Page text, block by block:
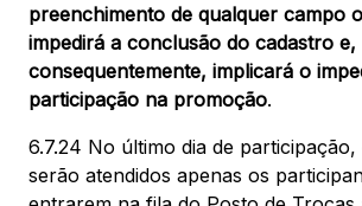
preenchimento de qualquer campo
impedirá a conclusão do cadastro e,
consequentemente, implicará o
participação na promoção.
6.7.24 No último dia de participação,
serão atendidos apenas os